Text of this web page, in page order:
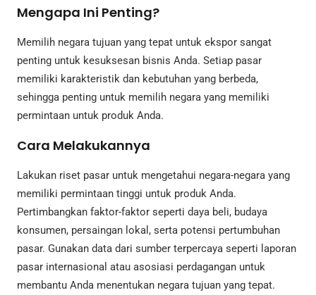
Mengapa Ini Penting?
Memilih negara tujuan yang tepat untuk ekspor sangat
penting untuk kesuksesan bisnis Anda. Setiap pasar
memiliki karakteristik dan kebutuhan yang berbeda,
sehingga penting untuk memilih negara yang memiliki
permintaan untuk produk Anda.
Cara Melakukannya
Lakukan riset pasar untuk mengetahui negara-negara yang
memiliki permintaan tinggi untuk produk Anda.
Pertimbangkan faktor-faktor seperti daya beli, budaya
konsumen, persaingan lokal, serta potensi pertumbuhan
pasar. Gunakan data dari sumber terpercaya seperti laporan
pasar internasional atau asosiasi perdagangan untuk
membantu Anda menentukan negara tujuan yang tepat.